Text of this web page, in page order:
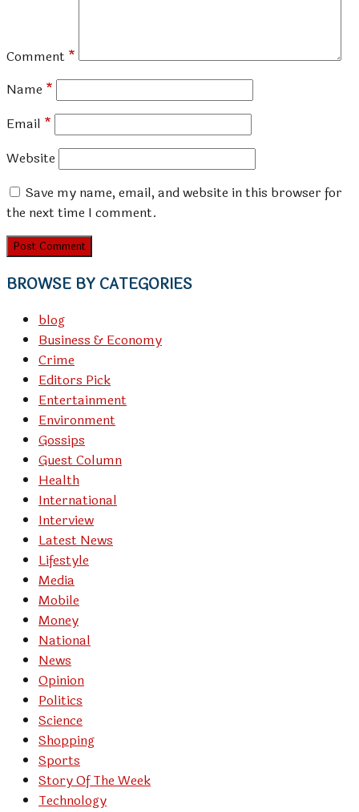
Comment *
Name *
Email *
Website
Save my name, email, and website in this browser for
the next time I comment.
BROWSE BY CATEGORIES
blog
Business & Economy
Crime
Editors Pick
Entertainment
Environment
Gossips
Guest Column
Health
International
Interview
Latest News
Lifestyle
Media
Mobile
Money
National
News
Opinion
Politics
Science
Shopping
Sports
Story Of The Week
Technology